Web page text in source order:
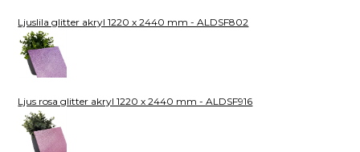
Ljuslila glitter akryl 1220 x 2440 mm - ALDSF802
Ljus rosa glitter akryl 1220 x 2440 mm - ALDSF916